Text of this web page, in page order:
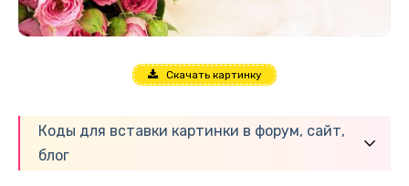
Скачать картинку
Коды для вставки картинки в форум, сайт,
блог